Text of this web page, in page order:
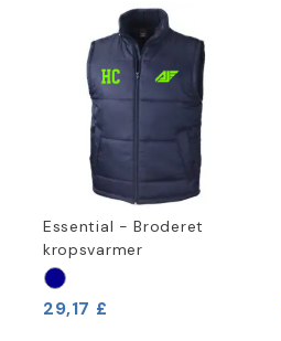
Essential - Broderet
kropsvarmer
29,17 £